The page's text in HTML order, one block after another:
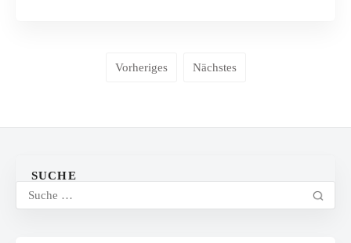
Vorheriges Nächstes
SUCHE